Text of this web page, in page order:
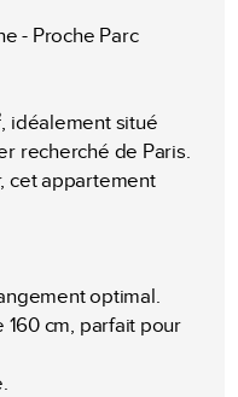
- Proche Parc
idéalement situé
recherché de Paris.
cet appartement
optimal.
cm, parfait pour